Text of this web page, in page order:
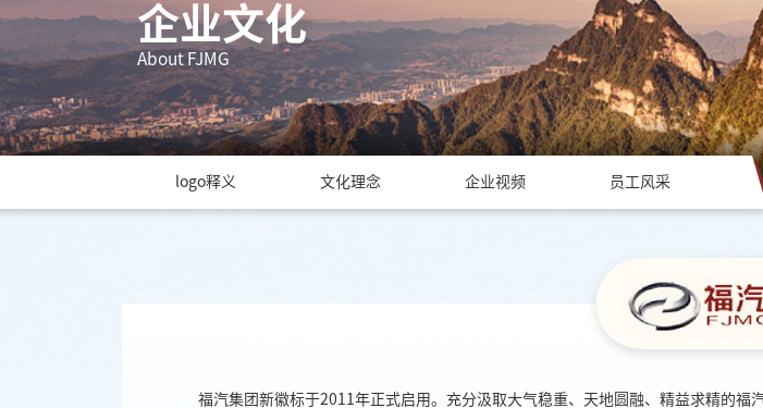
企业文化
About FJMG
logo释义 文化理念 企业视频 员工风采
福汽集团新徽标于2011年正式启用。充分汲取大气稳重、天地圆融、精益求精的福